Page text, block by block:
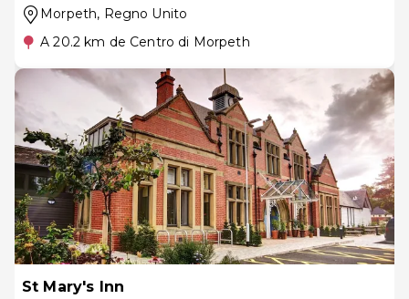
Morpeth, Regno Unito
A 20.2 km de Centro di Morpeth
St Mary's Inn